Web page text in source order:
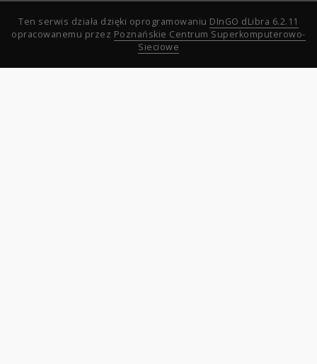
Ten serwis działa dzięki oprogramowaniu DInGO dLibra 6.2.11
opracowanemu przez Poznańskie Centrum Superkomputerowo-
Sieciowe